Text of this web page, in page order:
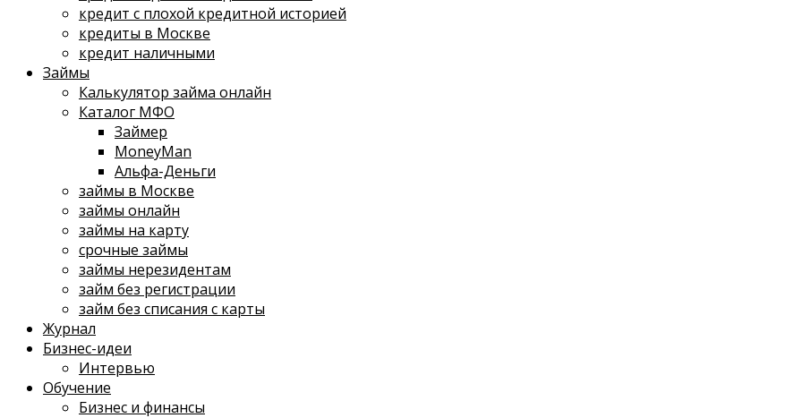
кредит с плохой кредитной историей
кредиты в Москве
кредит наличными
Займы
Калькулятор займа онлайн
Каталог МФО
Займер
MoneyMan
Альфа-Деньги
займы в Москве
займы онлайн
займы на карту
срочные займы
займы нерезидентам
займ без регистрации
займ без списания с карты
Журнал
Бизнес-идеи
Интервью
Обучение
Бизнес и финансы